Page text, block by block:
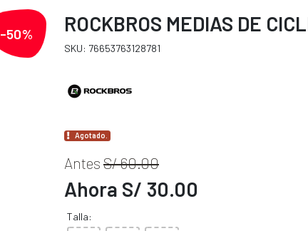
-50% ROCKBROS MEDIAS DE
SKU: 76653763128781
Agotado.
Antes S/ 60.00
Ahora S/ 30.00
Talla: